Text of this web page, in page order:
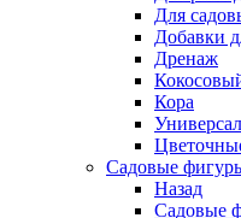
Для
Добавки
Дренаж
Кора
Садовые
Назад
Садовые